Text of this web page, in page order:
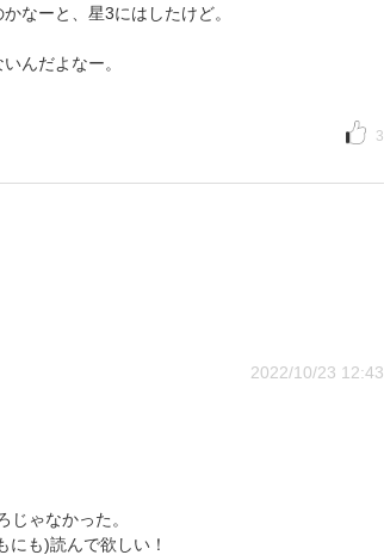
なーと、星3にはしたけど。
んだよなー。
3
2022/10/23 12:43
ゃなかった。
も)読んで欲しい！